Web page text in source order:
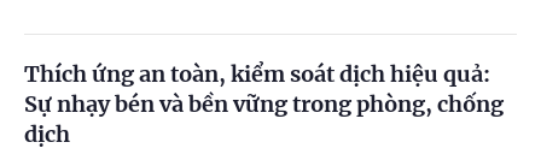
Thích ứng an toàn, kiểm soát dịch hiệu quả:
Sự nhạy bén và bền vững trong phòng, chống
dịch